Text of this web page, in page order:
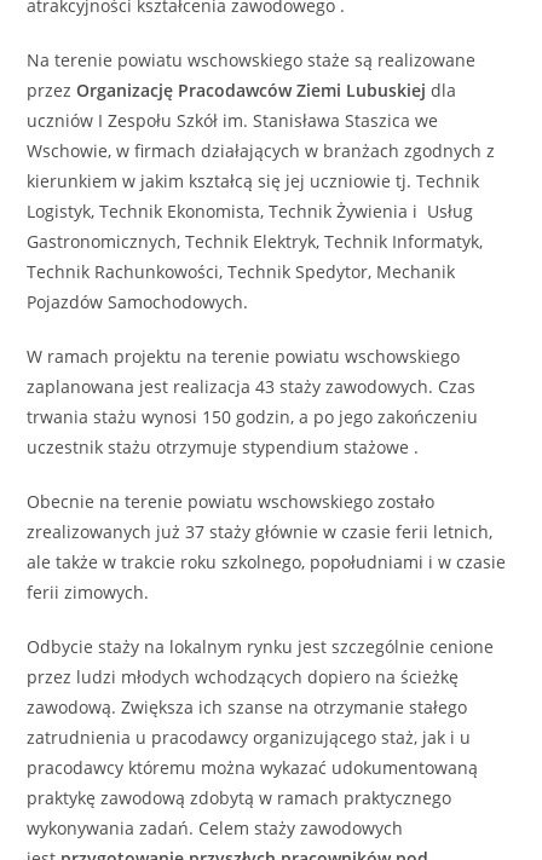
atrakcyjności kształcenia zawodowego .
Na terenie powiatu wschowskiego staże są realizowane
przezOrganizację Pracodawców Ziemi Lubuskiej dla
uczniów I Zespołu Szkół im. Stanisława Staszica we
Wschowie, w firmach działających w branżach zgodnych z
kierunkiem w jakim kształcą się jej uczniowie tj. Technik
Logistyk, Technik Ekonomista, Technik Żywienia i Usług
Gastronomicznych, Technik Elektryk, Technik Informatyk,
Technik Rachunkowości, Technik Spedytor, Mechanik
Pojazdów Samochodowych.
W ramach projektu na terenie powiatu wschowskiego
zaplanowana jest realizacja 43 staży zawodowych. Czas
trwania stażu wynosi 150 godzin, a po jego zakończeniu
uczestnik stażu otrzymuje stypendium stażowe .
Obecnie na terenie powiatu wschowskiego zostało
zrealizowanych już 37 staży głównie w czasie ferii letnich,
ale także w trakcie roku szkolnego, popołudniami i w czasie
ferii zimowych.
Odbycie staży na lokalnym rynku jest szczególnie cenione
przez ludzi młodych wchodzących dopiero na ścieżkę
zawodową. Zwiększa ich szanse na otrzymanie stałego
zatrudnienia u pracodawcy organizującego staż, jak i u
pracodawcy któremu można wykazać udokumentowaną
praktykę zawodową zdobytą w ramach praktycznego
wykonywania zadań. Celem staży zawodowych